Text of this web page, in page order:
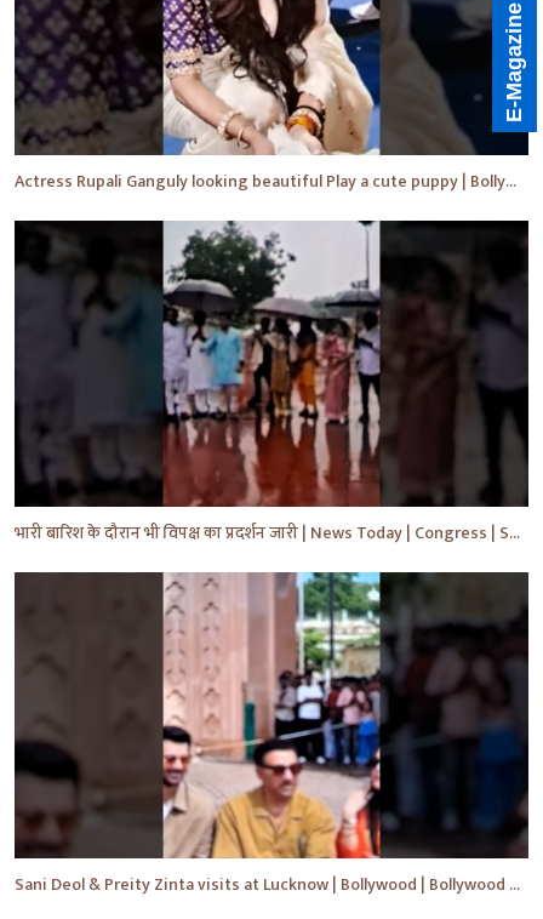
Actress Rupali Ganguly looking beautiful Play a cute puppy | Bollywood | Bollywood News #shorts #yt
भारी बारिश के दौरान भी विपक्ष का प्रदर्शन जारी | News Today | Congress | Samajwadi | #shorts #yt
Sani Deol & Preity Zinta visits at Lucknow | Bollywood | Bollywood News | #bollywood #shorts #yt
E-Magazine